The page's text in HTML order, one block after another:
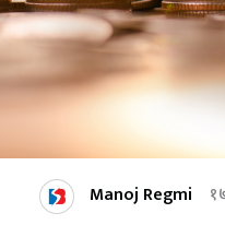
Manoj Regmi